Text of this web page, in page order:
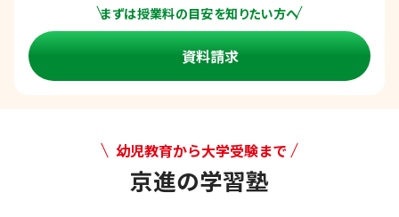
まずは授業料の目安を知りたい方へ
資料請求
幼児教育から大学受験まで
京進の学習塾